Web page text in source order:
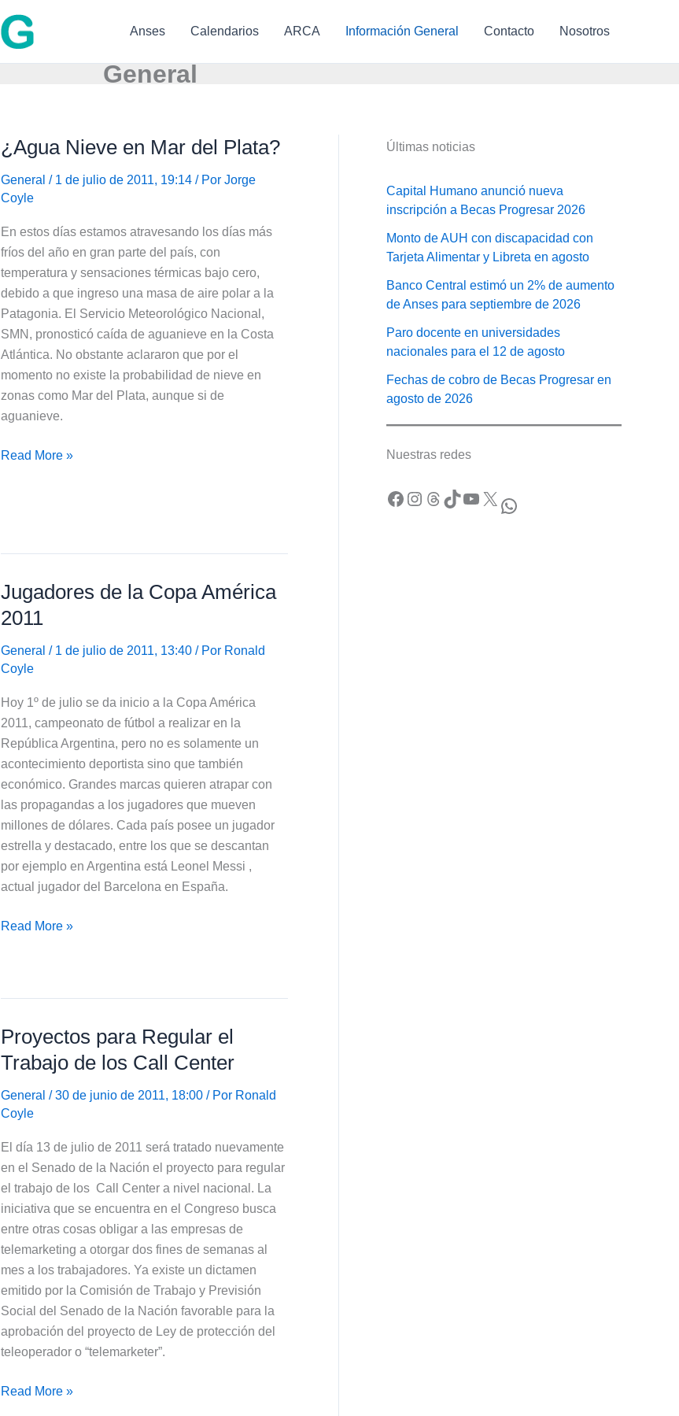
Anses Calendarios ARCA Información General Contacto Nosotros
General
¿Agua Nieve en Mar del Plata?
General / 1 de julio de 2011, 19:14 / Por Jorge
Coyle
En estos días estamos atravesando los días más
fríos del año en gran parte del país, con
temperatura y sensaciones térmicas bajo cero,
debido a que ingreso una masa de aire polar a la
Patagonia. El Servicio Meteorológico Nacional,
SMN, pronosticó caída de aguanieve en la Costa
Atlántica. No obstante aclararon que por el
momento no existe la probabilidad de nieve en
zonas como Mar del Plata, aunque si de
aguanieve.
¿Agua
Plata?
Read More »
Jugadores de la Copa América
2011
General / 1 de julio de 2011, 13:40 / Por Ronald
Coyle
Hoy 1º de julio se da inicio a la Copa América
2011, campeonato de fútbol a realizar en la
República Argentina, pero no es solamente un
acontecimiento deportista sino que también
económico. Grandes marcas quieren atrapar con
las propagandas a los jugadores que mueven
millones de dólares. Cada país posee un jugador
estrella y destacado, entre los que se descantan
por ejemplo en Argentina está Leonel Messi ,
actual jugador del Barcelona en España.
Jugadores
2011
Read More »
Proyectos para Regular el
Trabajo de los Call Center
General / 30 de junio de 2011, 18:00 / Por Ronald
Coyle
El día 13 de julio de 2011 será tratado nuevamente
en el Senado de la Nación el proyecto para regular
el trabajo de los Call Center a nivel nacional. La
iniciativa que se encuentra en el Congreso busca
entre otras cosas obligar a las empresas de
telemarketing a otorgar dos fines de semanas al
mes a los trabajadores. Ya existe un dictamen
emitido por la Comisión de Trabajo y Previsión
Social del Senado de la Nación favorable para la
aprobación del proyecto de Ley de protección del
teleoperador o “telemarketer”.
Proyectos
Read More »
Últimas noticias
Capital Humano anunció nueva
inscripción a Becas Progresar 2026
Monto de AUH con discapacidad con
Tarjeta Alimentar y Libreta en agosto
Banco Central estimó un 2% de aumento
de Anses para septiembre de 2026
Paro docente en universidades
nacionales para el 12 de agosto
Fechas de cobro de Becas Progresar en
agosto de 2026
Nuestras redes
Facebook Instagram Threads TikTok YouTube X WhatsApp